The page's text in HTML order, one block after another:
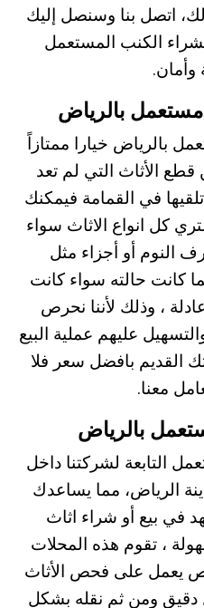
اتصل بنا وسنصل إليك
الكنب المستعمل
وأمان.
بالرياض
بالرياض خيارا ممتازاً
الأثاث التي لم تعد
في القمامة فيمكنك
كل انواع الاثاث سواء
النوم أو أجزاء مثل
كانت حالته سواء كانت
، وذلك لأننا نحرص
عليهم عملية البيع
القديم بافضل سعر فلا
معنا.
بالرياض
التابعة لشركتنا داخل
الرياض، مما يساعدك
في بيع أو شراء اثاث
، تقوم هذه المحلات
يعمل على فحص الأثاث
دقيق ومن ثم نقله بشكل